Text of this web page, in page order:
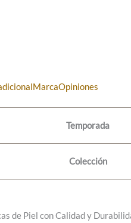
MarcaOpiniones
Temporada
Colección
de Piel con Calidad y